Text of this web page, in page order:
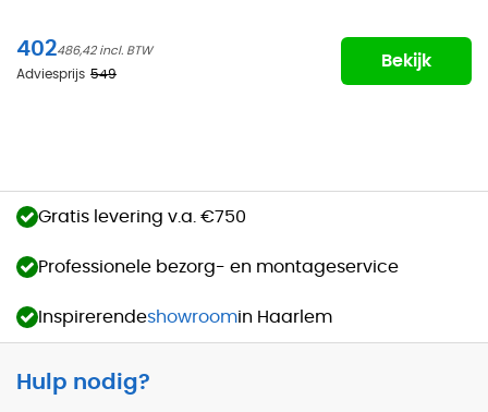
402486,42
Adviesprijs 549
Bekijk
Gratis levering v.a. €750
Professionele bezorg- en montageservice
Inspirerendeshowroomin Haarlem
Hulp nodig?